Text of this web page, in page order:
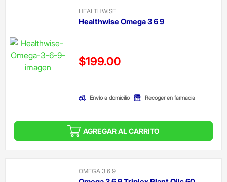
HEALTHWISE
Healthwise Omega 3 6 9
Precio reducido de
$199.00
Envío a domicilio Recoger en farmacia
AGREGAR AL CARRITO
OMEGA 3 6 9